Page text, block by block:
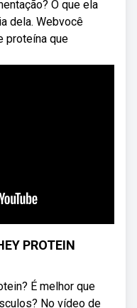
O que ela
dela. Webvocê
proteína que
PROTEIN
É melhor que
No vídeo de